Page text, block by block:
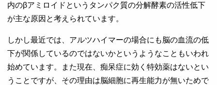
内のβアミロイドというタンパク質の分解酵素の活性低下
が主な原因と考えられています。
しかし最近では、アルツハイマーの場合にも脳の血流の低
下が関係しているのではないかというようなこともいわれ
始めています。また現在、痴呆症に効く特効薬はないとい
うことですが、その理由は脳細胞に再生能力が無いためで